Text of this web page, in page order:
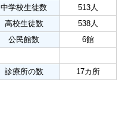
中学校生徒数
513人
高校生徒数
538人
公民館数
6館
診療所の数 17カ所